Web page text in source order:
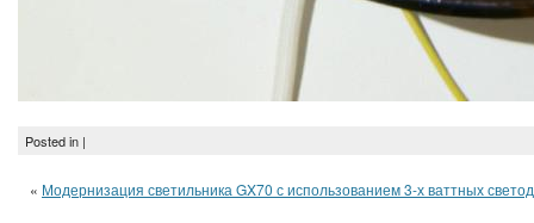
Posted in |
« Модернизация светильника GX70 с использованием 3-х ваттных